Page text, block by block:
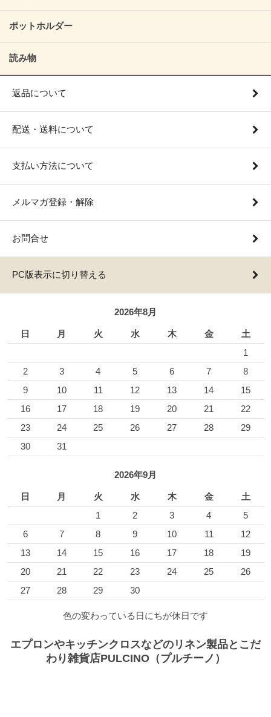
ポットホルダー
読み物
返品について
配送・送料について
支払い方法について
メルマガ登録・解除
お問合せ
PC版表示に切り替える
2026年8月
日 月 火 水 木 金
土
1
2
3 4 5 6 7
8
9
10 11 12 13 14
15
16
17 18 19 20 21
22
23
24 25 26 27 28
29
30
31
2026年9月
日 月 火 水 木 金
土
1
2 3 4
5
6
7 8 9 10 11
12
13
14 15 16 17 18
19
20
21 22 23 24 25
26
27
28 29 30
色の変わっている日にちが休日です
エプロンやキッチンクロスなどのリネン製品とこだ
わり雑貨店PULCINO（プルチーノ）